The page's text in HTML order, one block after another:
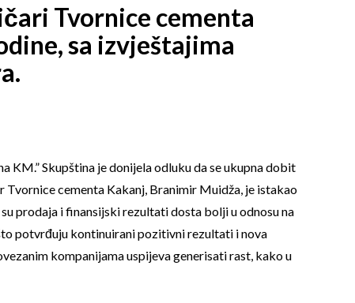
Tvornice cementa
sa izvještajima
KM.” Skupština je donijela odluku da se ukupna dobit
cementa Kakanj, Branimir Muidža, je istakao
prodaja i finansijski rezultati dosta bolji u odnosu na
potvrđuju kontinuirani pozitivni rezultati i nova
kompanijama uspijeva generisati rast, kako u